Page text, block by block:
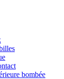
bombée